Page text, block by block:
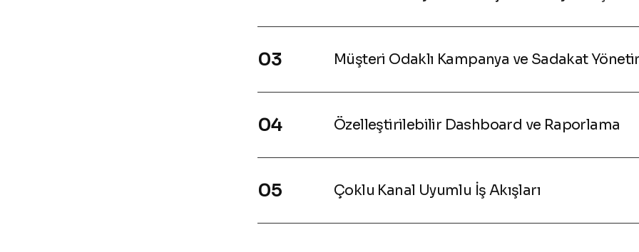
Müşteri Odaklı Kampanya ve Sadakat
Özelleştirilebilir Dashboard ve Raporlama
Çoklu Kanal Uyumlu İş Akışları